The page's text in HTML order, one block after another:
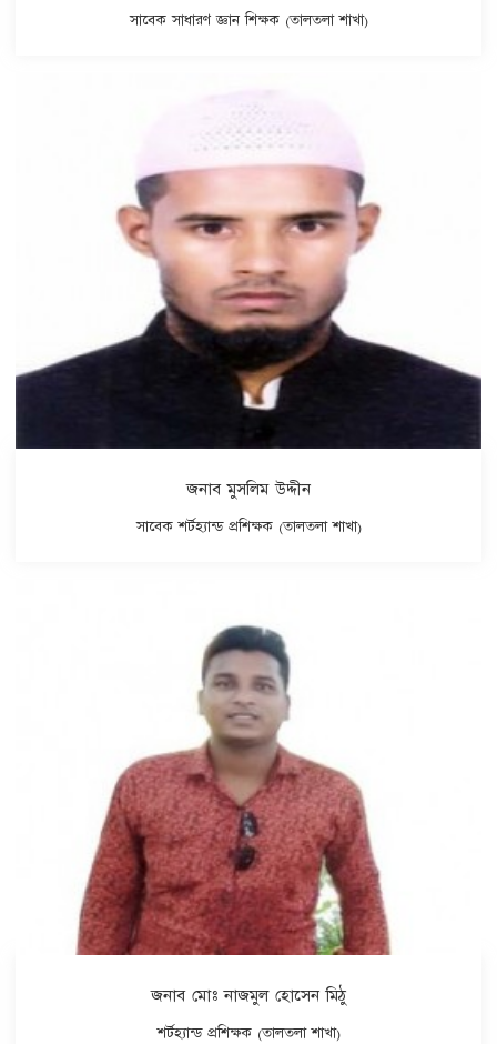
সাবেক সাধারণ জ্ঞান শিক্ষক (তালতলা শাখা)
জনাব মুসলিম উদ্দীন
সাবেক শর্টহ্যান্ড প্রশিক্ষক (তালতলা শাখা)
জনাব মোঃ নাজমুল হোসেন মিঠু
শর্টহ্যান্ড প্রশিক্ষক (তালতলা শাখা)